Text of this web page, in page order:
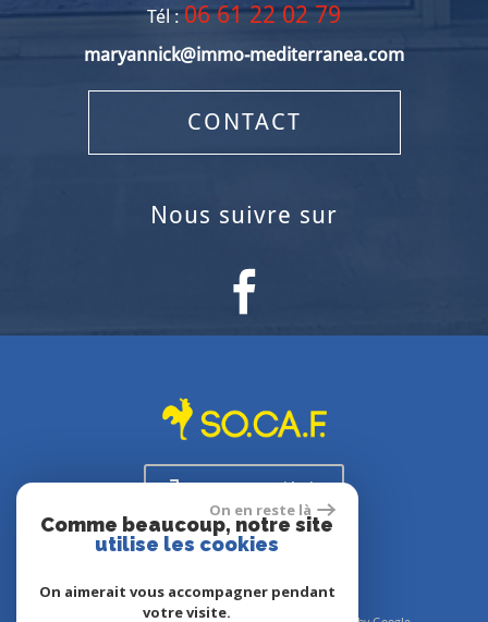
Tél :06 61 22 02 79
maryannick@immo-mediterranea.com
CONTACT
nous suivre sur
Espace propriétaire
On en reste là
Comme beaucoup, notre site
utilise les cookies
On aimerait vous accompagner pendant
votre visite.